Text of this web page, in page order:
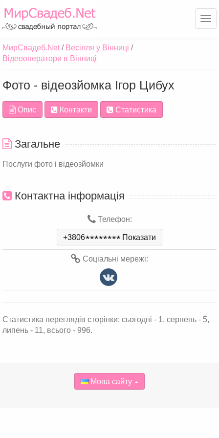
МирСвадеб.Net
Весілля у Вінниці
Відеооператори в Вінниці
Фото - відеозйомка Ігор Цибух
Опис Контакти Статистика
Загальне
Послуги фото і відеозйомки
Контактна інформація
Телефон:
+3806******** Показати
Соціальні мережі:
Статистика переглядів сторінки: сьогодні - 1, серпень - 5,
липень - 11, всього - 996.
Мова сайту